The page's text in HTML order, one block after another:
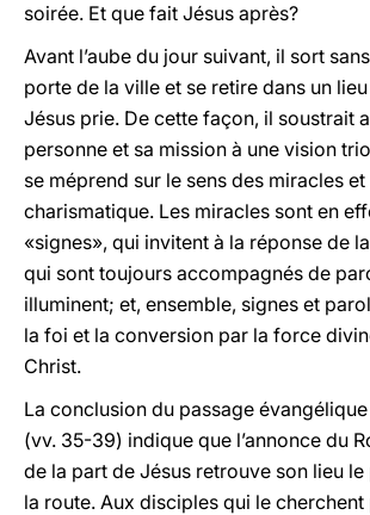
soirée. Et que fait Jésus après?
Avant l’aube du jour suivant, il sort
porte de la ville et se retire dans un
Jésus prie. De cette façon, il soustrait
personne et sa mission à une vision
se méprend sur le sens des miracles
charismatique. Les miracles sont en
«signes», qui invitent à la réponse de
qui sont toujours accompagnés de
illuminent; et, ensemble, signes et
la foi et la conversion par la force
Christ.
La conclusion du passage évangélique
(vv. 35-39) indique que l’annonce du
de la part de Jésus retrouve son lieu
la route. Aux disciples qui le